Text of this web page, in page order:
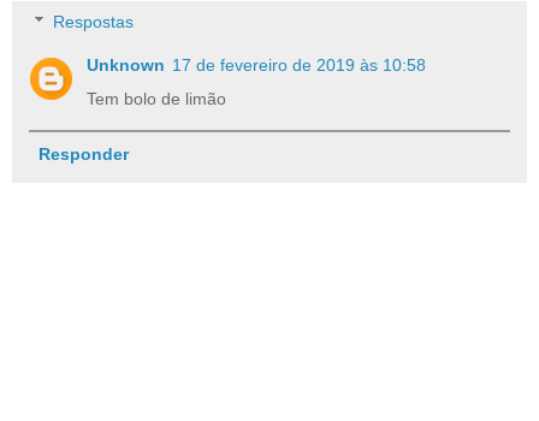
Respostas
Unknown 17 de fevereiro de 2019 às 10:58
Tem bolo de limão
Responder